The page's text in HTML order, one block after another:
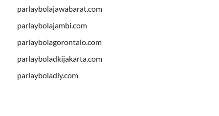
parlaybolajawabarat.com
parlaybolajambi.com
parlaybolagorontalo.com
parlayboladkijakarta.com
parlayboladiy.com